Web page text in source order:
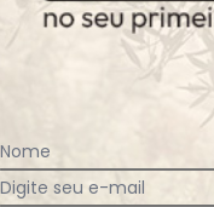
-48%
Nome
Digite seu e-mail